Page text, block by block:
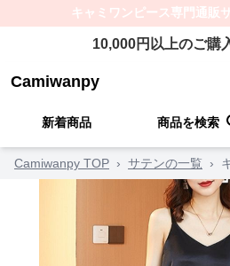
キャミワンピース専門通販
10,000円以上のご購
Camiwanpy
新着商品 商品を検索
Camiwanpy TOP › サテンの一覧 ›